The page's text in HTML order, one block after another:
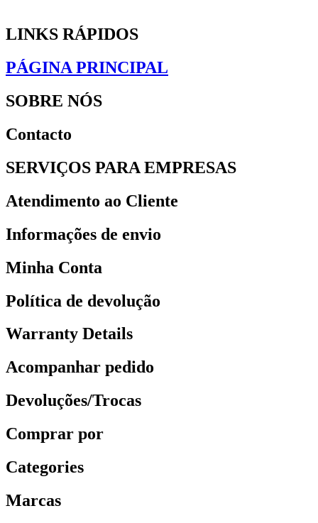
LINKS RÁPIDOS
PÁGINA PRINCIPAL
SOBRE NÓS
Contacto
SERVIÇOS PARA EMPRESAS
Atendimento ao Cliente
Informações de envio
Minha Conta
Política de devolução
Warranty Details
Acompanhar pedido
Devoluções/Trocas
Comprar por
Categories
Marcas